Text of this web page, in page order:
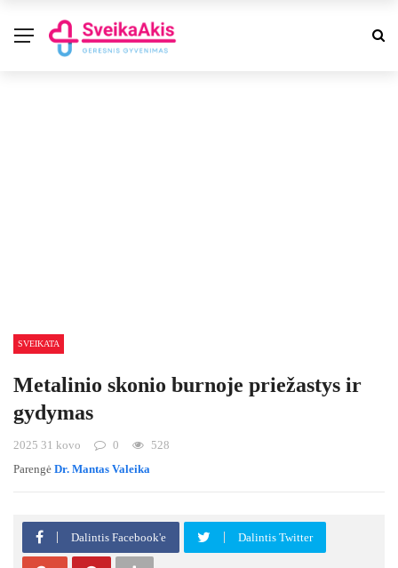
SVEIKATA
Metalinio skonio burnoje priežastys ir
gydymas
2025 31 kovo 0
528
Parengė Dr. Mantas Valeika
Dalintis Facebook'e Dalintis Twitter